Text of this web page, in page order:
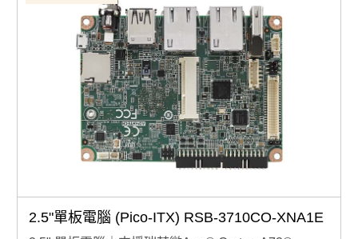
2.5"單板電腦 (Pico-ITX) RSB-3710CO-XNA1E